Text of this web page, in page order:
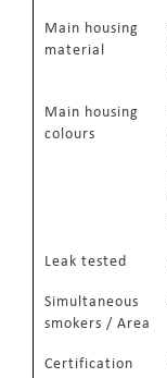
Main housing
material
Main housing
colours
Leak tested
Simultaneous
smokers / Area
Certification